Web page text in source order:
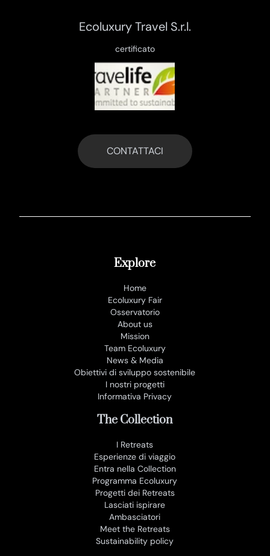
Ecoluxury Travel S.r.l.
certificato
CONTATTACI
Explore
Home
Ecoluxury Fair
Osservatorio
About us
Mission
Team Ecoluxury
News & Media
Obiettivi di sviluppo sostenibile
I nostri progetti
Informativa Privacy
The Collection
I Retreats
Esperienze di viaggio
Entra nella Collection
Programma Ecoluxury
Progetti dei Retreats
Lasciati ispirare
Ambasciatori
Meet the Retreats
Sustainability policy